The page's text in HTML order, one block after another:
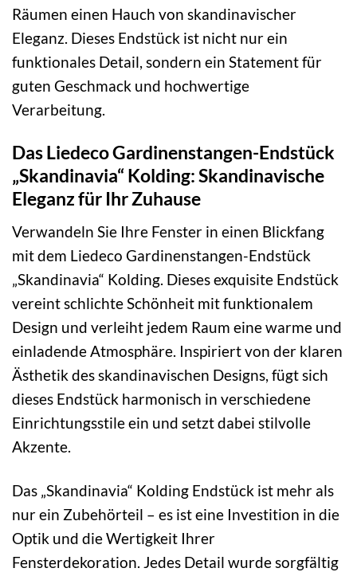
Räumen einen Hauch von skandinavischer
Eleganz. Dieses Endstück ist nicht nur ein
funktionales Detail, sondern ein Statement für
guten Geschmack und hochwertige
Verarbeitung.
Das Liedeco Gardinenstangen-Endstück
„Skandinavia“ Kolding: Skandinavische
Eleganz für Ihr Zuhause
Verwandeln Sie Ihre Fenster in einen Blickfang
mit dem Liedeco Gardinenstangen-Endstück
„Skandinavia“ Kolding. Dieses exquisite Endstück
vereint schlichte Schönheit mit funktionalem
Design und verleiht jedem Raum eine warme und
einladende Atmosphäre. Inspiriert von der klaren
Ästhetik des skandinavischen Designs, fügt sich
dieses Endstück harmonisch in verschiedene
Einrichtungsstile ein und setzt dabei stilvolle
Akzente.
Das „Skandinavia“ Kolding Endstück ist mehr als
nur ein Zubehörteil – es ist eine Investition in die
Optik und die Wertigkeit Ihrer
Fensterdekoration. Jedes Detail wurde sorgfältig